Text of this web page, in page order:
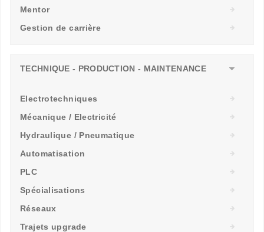
Mentor
Gestion de carrière
TECHNIQUE - PRODUCTION - MAINTENANCE
Electrotechniques
Mécanique / Electricité
Hydraulique / Pneumatique
Automatisation
PLC
Spécialisations
Réseaux
Trajets upgrade